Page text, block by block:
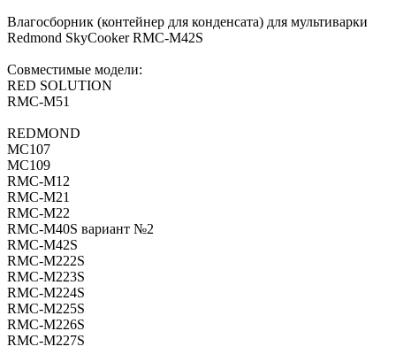
Влагосборник (контейнер для конденсата) для мультиварки
Redmond SkyCooker RMC-M42S
Совместимые модели:
RED SOLUTION
RMC-M51
REDMOND
MC107
MC109
RMC-M12
RMC-M21
RMC-M22
RMC-M40S вариант №2
RMC-M42S
RMC-M222S
RMC-M223S
RMC-M224S
RMC-M225S
RMC-M226S
RMC-M227S